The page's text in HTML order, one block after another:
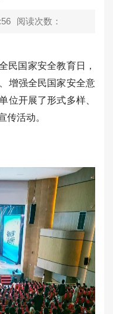
阅读次数：
国家安全教育日，
增强全民国家安全意
位开展了形式多样、
传活动。